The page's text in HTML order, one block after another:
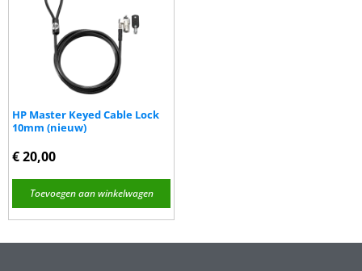
HP Master Keyed Cable Lock
10mm (nieuw)
€20,00
Toevoegen aan winkelwagen